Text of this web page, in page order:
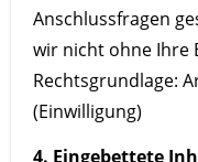
Anschlussfragen
wir nicht ohne Ihre
Rechtsgrundlage:
(Einwilligung)
4. Eingebettete